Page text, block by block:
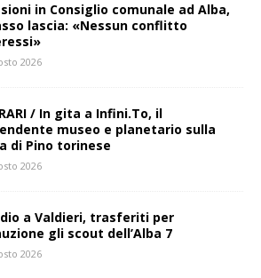
in Consiglio comunale ad Alba,
lascia: «Nessun conflitto
2026
/ In gita a Infini.To, il
museo e planetario sulla
di Pino torinese
2026
a Valdieri, trasferiti per
gli scout dell’Alba 7
2026